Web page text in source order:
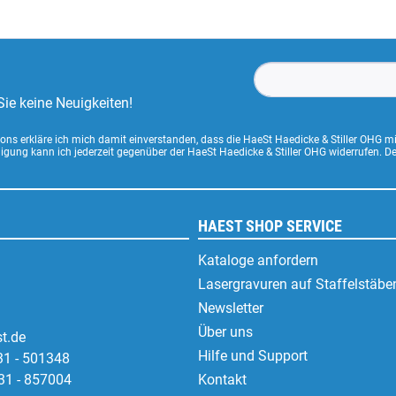
keine Neuigkeiten!
erkläre ich mich damit einverstanden, dass die HaeSt Haedicke & Stiller
kann ich jederzeit gegenüber der HaeSt Haedicke & Stiller OHG
- 501348
- 857004
HAEST SHOP SERVICE
Kataloge anfordern
Lasergravuren auf
Newsletter
Über uns
Hilfe und Support
Kontakt